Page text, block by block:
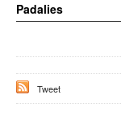
Padalies
Tweet